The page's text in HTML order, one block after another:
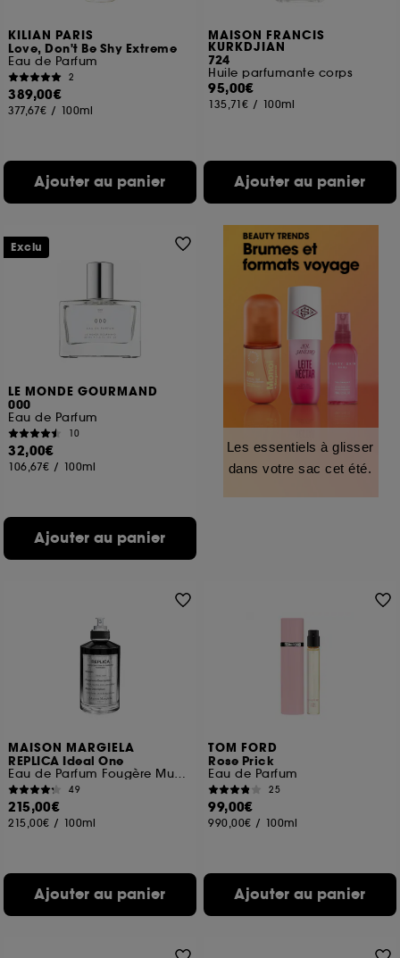
KILIAN PARIS
Love, Don't Be Shy Extreme
Eau de Parfum
2
389,00€
377,67€ / 100ml
Ajouter au panier
MAISON FRANCIS
KURKDJIAN
724
Huile parfumante corps
95,00€
135,71€ / 100ml
Ajouter au panier
LE MONDE GOURMAND
000
Eau de Parfum
10
32,00€
106,67€ / 100ml
Ajouter au panier
Exclu
Les essentiels à glisser
dans votre sac cet été.
MAISON MARGIELA
REPLICA Ideal One
Eau de Parfum Fougère Musquée
49
215,00€
215,00€ / 100ml
Ajouter au panier
TOM FORD
Rose Prick
Eau de Parfum
25
99,00€
990,00€ / 100ml
Ajouter au panier